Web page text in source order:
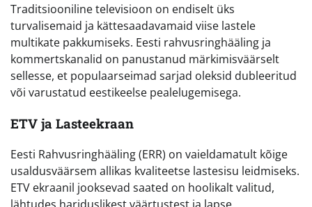
Traditsiooniline televisioon on endiselt üks
turvalisemaid ja kättesaadavamaid viise lastele
multikate pakkumiseks. Eesti rahvusringhääling ja
kommertskanalid on panustanud märkimisväärselt
sellesse, et populaarseimad sarjad oleksid dubleeritud
või varustatud eestikeelse pealelugemisega.
ETV ja Lasteekraan
Eesti Rahvusringhääling (ERR) on vaieldamatult kõige
usaldusväärsem allikas kvaliteetse lastesisu leidmiseks.
ETV ekraanil jooksevad saated on hoolikalt valitud,